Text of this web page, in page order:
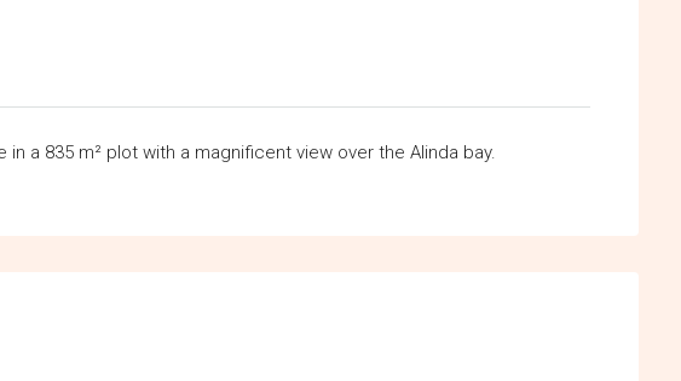
a 835 m² plot with a magnificent view over the Alinda bay.